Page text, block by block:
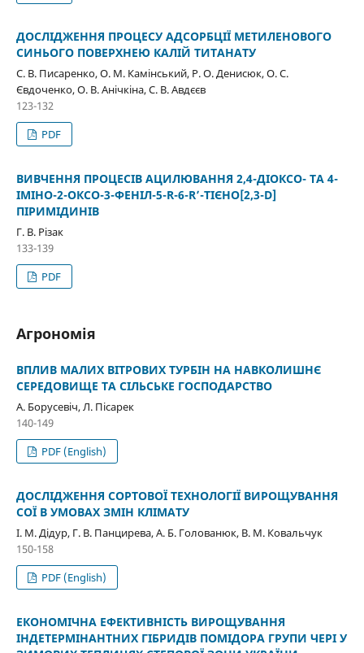
ДОСЛІДЖЕННЯ ПРОЦЕСУ АДСОРБЦІЇ МЕТИЛЕНОВОГО
СИНЬОГО ПОВЕРХНЕЮ КАЛІЙ ТИТАНАТУ
С. В. Писаренко, О. М. Камінський, Р. О. Денисюк, О. С.
Євдоченко, О. В. Анічкіна, С. В. Авдєєв
123-132
PDF
ВИВЧЕННЯ ПРОЦЕСІВ АЦИЛЮВАННЯ 2,4-ДІОКСО- ТА 4-
ІМІНО-2-ОКСО-3-ФЕНІЛ-5-R-6-R’-ТІЄНО[2,3-D]
ПІРИМІДИНІВ
Г. В. Різак
133-139
PDF
Агрономія
ВПЛИВ МАЛИХ ВІТРОВИХ ТУРБІН НА НАВКОЛИШНЄ
СЕРЕДОВИЩЕ ТА СІЛЬСЬКЕ ГОСПОДАРСТВО
А. Борусевіч, Л. Пісарек
140-149
PDF (English)
ДОСЛІДЖЕННЯ СОРТОВОЇ ТЕХНОЛОГІЇ ВИРОЩУВАННЯ
СОЇ В УМОВАХ ЗМІН КЛІМАТУ
І. М. Дідур, Г. В. Панцирева, А. Б. Голованюк, В. М. Ковальчук
150-158
PDF (English)
ЕКОНОМІЧНА ЕФЕКТИВНІСТЬ ВИРОЩУВАННЯ
ІНДЕТЕРМІНАНТНИХ ГІБРИДІВ ПОМІДОРА ГРУПИ ЧЕРІ У